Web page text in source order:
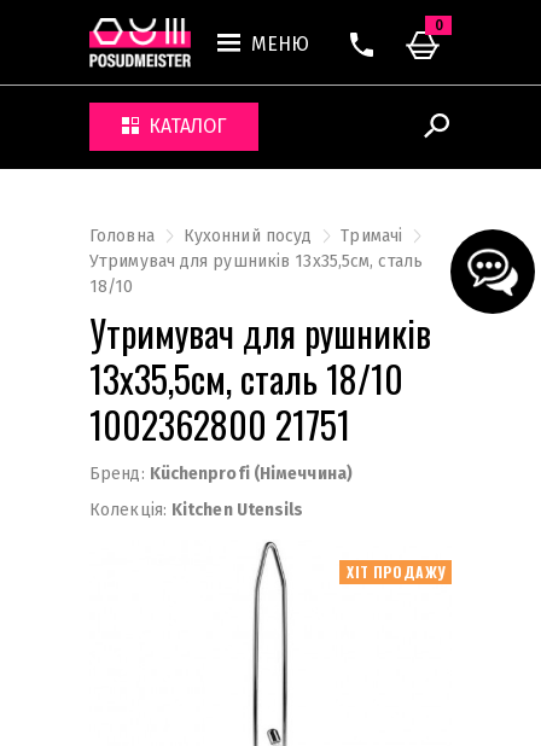
МЕНЮ
КАТАЛОГ
0
Головна Кухонний посуд
Тримачі
Утримувач для рушників 13х35,5см, сталь
18/10
Утримувач для рушників
13х35,5см, сталь 18/10
1002362800 21751
Бренд: Küchenprofi (Німеччина)
Колекція: Kitchen Utensils
ХІТ ПРОДАЖУ